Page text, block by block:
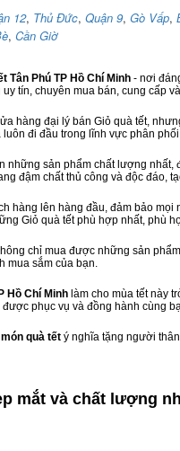
12, Thủ Đức, Quận 9, Gò Vấp,
, Cần Giờ
Tân Phú TP Hồ Chí Minh - nơi
tín, chuyên mua bán, cung cấp
hàng đại lý bán Giỏ quà tết,
đi đầu trong lĩnh vực phân
những sản phẩm chất lượng
đậm chất thủ công và độc đáo,
hàng lên hàng đầu, đảm bảo
Giỏ quà tết phù hợp nhất, phù
chỉ mua được những sản
mua sắm của bạn.
Hồ Chí Minh làm cho mùa tết này
phục vụ và đồng hành cùng
món quà tết ý nghĩa tặng người
mắt và chất lượng